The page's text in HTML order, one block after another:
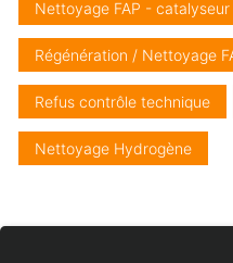
Nettoyage FAP - catalyseur
Régénération / Nettoyage
Refus contrôle technique
Nettoyage Hydrogène